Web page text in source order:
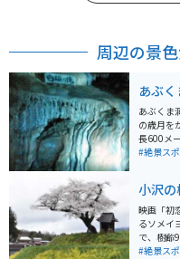
周辺の景
あぶく
あぶくま
の歳月を
長600メ
石筍（せ
クーラー
的な景観
売店やお
の展望台
■ 入場料
#絶景ス
小沢の
映画「初
るソメイ
で、樹齢
ヶ岳が見
#絶景ス